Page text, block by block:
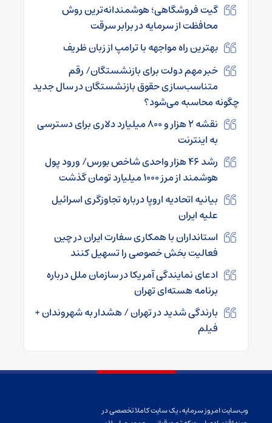
گیت فروشگاهی؛ هوشمندانه‌ترین روش
محافظت از سرمایه در برابر سرقت
بهترین راه مواجهه با ترامپ از زبان ظریف
خبر مهم دولت برای بازنشستگان/ رقم
متناسب‌سازی حقوق بازنشستگان در سال جدید
چگونه محاسبه می‌شود؟
نقشه ۲ هزار و ۸۰۰ میلیارد دلاری برای دسترسی
به اینترنت
رشد ۴۶ هزار واحدی شاخص بورس/ ورود پول
هوشمند از مرز ۱۰۰۰ میلیارد تومان گذشت
بیانیه اتحادیه اروپا درباره تجاوزگری اسرائیل
علیه ایران
استانداران با همکاری سفارت ایران در چین
فعالیت بخش خصوصی را تسهیل کنند
ادعای نمایندگی آمریکا در سازمان ملل درباره
برنامه هسته‌ای تهران
بارندگی شدید در تهران / هشدار به شهروندان +
فیلم
وب‌سایت امروز سرمایه، یک سایت کاملا تخصصی در